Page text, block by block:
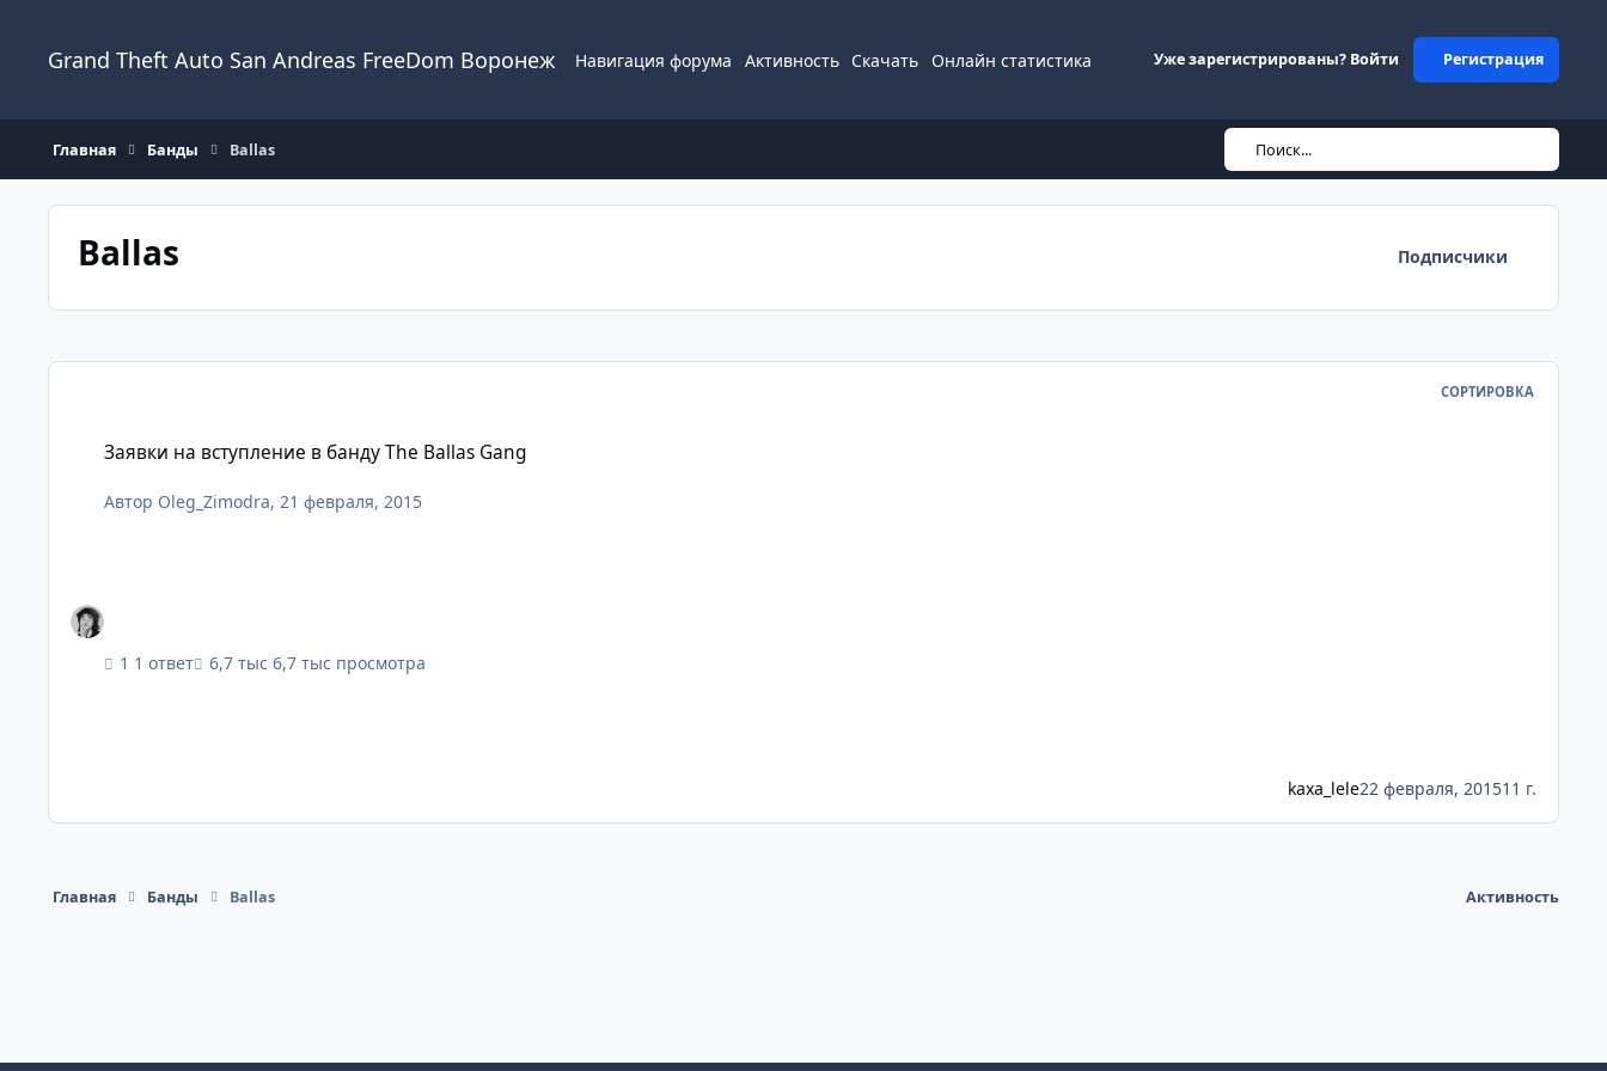
Grand Theft Auto San Andreas FreeDom Воронеж Навигация форума Активность Скачать Онлайн статистика Уже зарегистрированы? Войти Регистрация
Главная Банды Ballas Поиск...
Ballas Подписчики
СОРТИРОВКА
Заявки на вступление в банду The Ballas Gang
Автор Oleg_Zimodra,21 февраля, 2015
1 ответ 6,7 тыс просмотра
kaxa_lele22 февраля, 201511 г.
Главная Банды Ballas Активность